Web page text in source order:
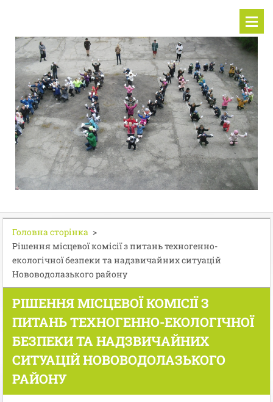
Головна сторінка >
Рішення місцевої комісії з питань техногенно-
екологічної безпеки та надзвичайних ситуацій
Нововодолазького району
РІШЕННЯ МІСЦЕВОЇ КОМІСІЇ З
ПИТАНЬ ТЕХНОГЕННО-ЕКОЛОГІЧНОЇ
БЕЗПЕКИ ТА НАДЗВИЧАЙНИХ
СИТУАЦІЙ НОВОВОДОЛАЗЬКОГО
РАЙОНУ